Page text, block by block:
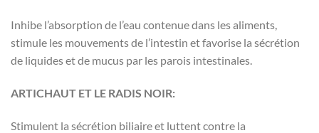
Inhibe l’absorption de l’eau contenue dans les aliments,
stimule les mouvements de l’intestin et favorise la sécrétion
de liquides et de mucus par les parois intestinales.
ARTICHAUT ET LE RADIS NOIR:
Stimulent la sécrétion biliaire et luttent contre la